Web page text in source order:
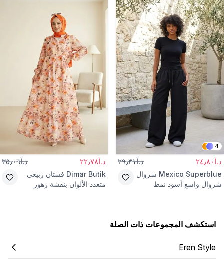
4
د.أ٢٤٫٨٠ د.أ٢٩٫٣١
Mexico Superblue سروال
شروال واسع أسود نمط
د.أ٢٢٫٧٨ د.أ٣٥٫٠٦
Dimar Butik فستان ربيعي
متعدد الألوان بنقشة زهور
استكشف المجموعات ذات الصلة
Eren Style